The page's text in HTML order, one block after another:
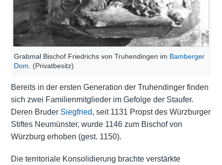
Grabmal Bischof Friedrichs von Truhendingen im Bamberger
Dom. (Privatbesitz)
Bereits in der ersten Generation der Truhendinger finden
sich zwei Familienmitglieder im Gefolge der Staufer.
Deren Bruder Siegfried, seit 1131 Propst des Würzburger
Stiftes Neumünster, wurde 1146 zum Bischof von
Würzburg erhoben (gest. 1150).
Die territoriale Konsolidierung brachte verstärkte